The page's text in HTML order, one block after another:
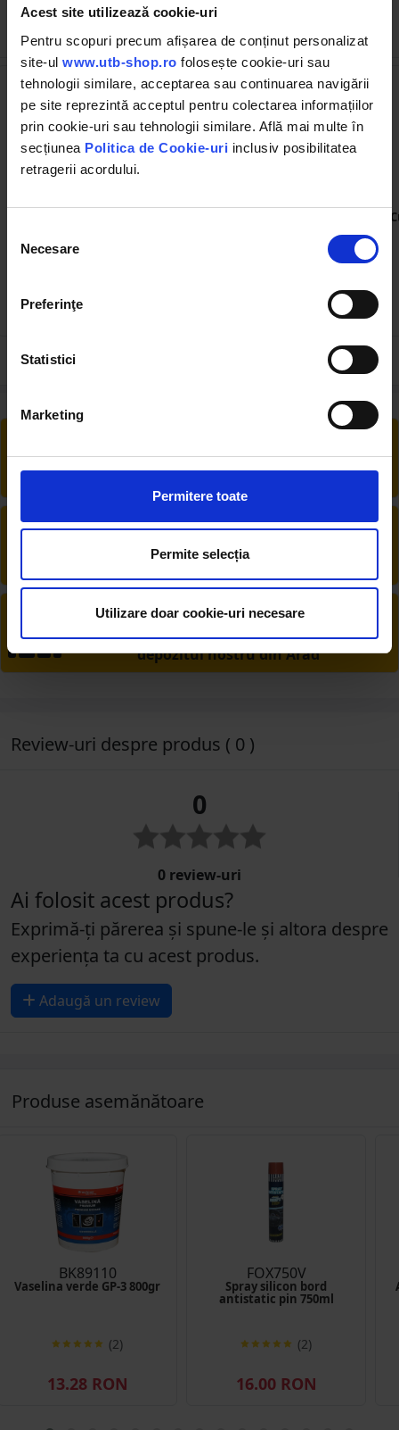
Acest site utilizează cookie-uri
Pentru scopuri precum afișarea de conținut personalizat
site-ul www.utb-shop.ro folosește cookie-uri sau
tehnologii similare, acceptarea sau continuarea navigării
pe site reprezintă acceptul pentru colectarea informațiilor
prin cookie-uri sau tehnologii similare. Află mai multe în
secțiunea Politica de Cookie-uri inclusiv posibilitatea
retragerii acordului.
consimțământului
Necesare
Preferinţe
Statistici
Marketing
Permitere toate
Permite selecția
Utilizare doar cookie-uri necesare
Cumpărate frecvent împreună
UTBP1224.00
8.50 RON
BK69017
patrat Breckner Germany
Ai posibilitate de retur în 30 zile, comandă
DESCHIDERE COLET
La livrare, verifici produsele împreună cu
șoferul înainte de a face plata
PRODUSE DIN STOC
Livrăm rapid, avem toate produsele în
depozitul nostru din Arad
Review-uri despre produs ( 0 )
0
0 review-uri
Ai folosit acest produs?
Exprimă-ți părerea și spune-le și altora despre
experiența ta cu acest produs.
Adaugă un review
Produse asemănătoare
BK89110
Vaselina verde GP-3 800gr
(2)
13.28 RON
FOX750V
Spray silicon bord
antistatic pin 750ml
(2)
16.00 RON